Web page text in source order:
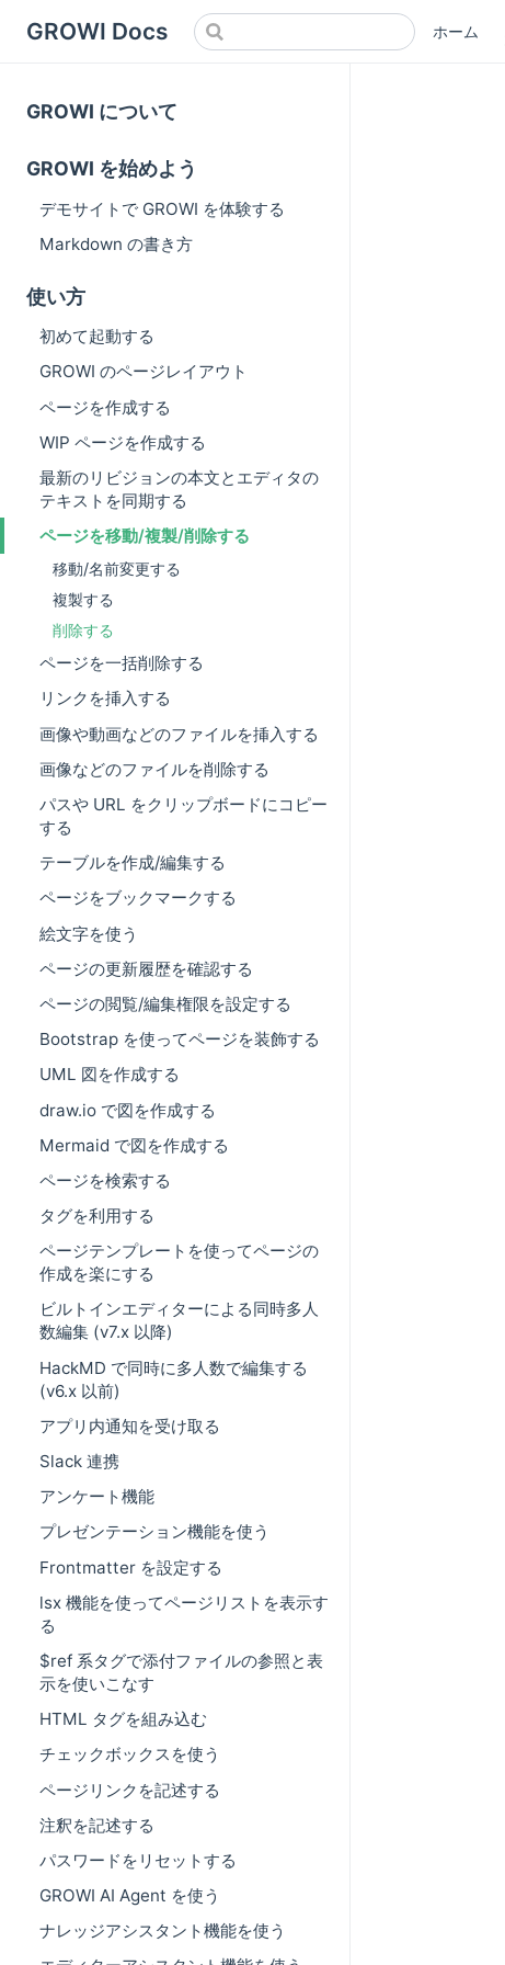
GROWI Docs ホーム
GROWI について
GROWI を始めよう
デモサイトで GROWI を体験する
Markdown の書き方
使い方
初めて起動する
GROWI のページレイアウト
ページを作成する
WIP ページを作成する
最新のリビジョンの本文とエディタの
テキストを同期する
ページを移動/複製/削除する
移動/名前変更する
複製する
削除する
ページを一括削除する
リンクを挿入する
画像や動画などのファイルを挿入する
画像などのファイルを削除する
パスや URL をクリップボードにコピー
する
テーブルを作成/編集する
ページをブックマークする
絵文字を使う
ページの更新履歴を確認する
ページの閲覧/編集権限を設定する
Bootstrap を使ってページを装飾する
UML 図を作成する
draw.io で図を作成する
Mermaid で図を作成する
ページを検索する
タグを利用する
ページテンプレートを使ってページの
作成を楽にする
ビルトインエディターによる同時多人
数編集 (v7.x 以降)
HackMD で同時に多人数で編集する
(v6.x 以前)
アプリ内通知を受け取る
Slack 連携
アンケート機能
プレゼンテーション機能を使う
Frontmatter を設定する
lsx 機能を使ってページリストを表示す
る
$ref 系タグで添付ファイルの参照と表
示を使いこなす
HTML タグを組み込む
チェックボックスを使う
ページリンクを記述する
注釈を記述する
パスワードをリセットする
GROWI AI Agent を使う
ナレッジアシスタント機能を使う